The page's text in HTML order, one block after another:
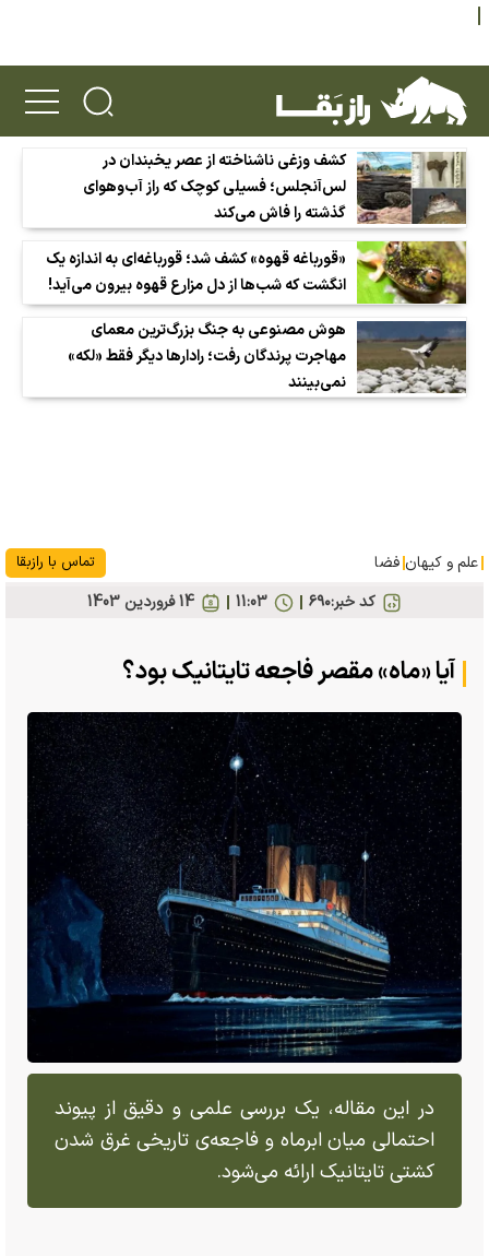
کشف وزغی ناشناخته از عصر یخبندان در
لس‌آنجلس؛ فسیلی کوچک که راز آب‌وهوای
گذشته را فاش می‌کند
«قورباغه قهوه» کشف شد؛ قورباغه‌ای به اندازه یک
انگشت که شب‌ها از دل مزارع قهوه بیرون می‌آید!
هوش مصنوعی به جنگ بزرگ‌ترین معمای
مهاجرت پرندگان رفت؛ رادارها دیگر فقط «لکه»
نمی‌بینند
علم و کیهان فضا تماس با رازبقا
کد خبر:۶۹۰ 14 فروردين 1403 11:03
آیا «ماه» مقصر فاجعه تایتانیک بود؟
در این مقاله، یک بررسی علمی و دقیق از پیوند
احتمالی میان ابرماه و فاجعه‌ی تاریخی غرق شدن
کشتی تایتانیک ارائه می‌شود.